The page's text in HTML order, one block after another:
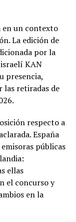
en un contexto
La edición de
por la
KAN
presencia,
las retiradas de
respecto a
España
públicas
ellas
el concurso y
en la